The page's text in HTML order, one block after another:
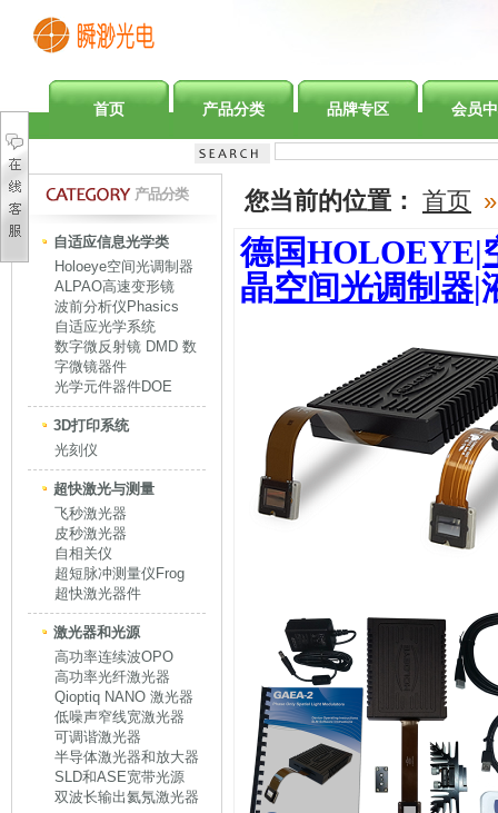
首页 产品分类 品牌专区 会员
产品分类
自适应信息光学类
Holoeye空间光调制器
ALPAO高速变形镜
波前分析仪Phasics
自适应光学系统
数字微反射镜 DMD 数
字微镜器件
光学元件器件DOE
3D打印系统
光刻仪
超快激光与测量
飞秒激光器
皮秒激光器
自相关仪
超短脉冲测量仪Frog
超快激光器件
激光器和光源
高功率连续波OPO
高功率光纤激光器
Qioptiq NANO 激光器
低噪声窄线宽激光器
可调谐激光器
半导体激光器和放大器
SLD和ASE宽带光源
双波长输出氦氖激光器
您当前的位置： 首页 »
德国HOLOEYE|
晶空间光调制器|